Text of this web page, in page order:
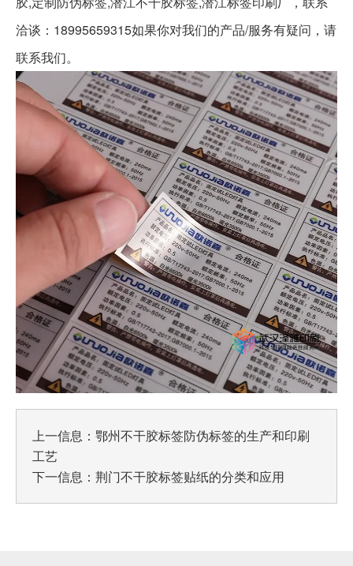
洽谈：18995659315如果你对我们的产品/服务有疑问，请
联系我们。
上一信息： 鄂州不干胶标签防伪标签的生产和印刷
工艺
下一信息： 荆门不干胶标签贴纸的分类和应用